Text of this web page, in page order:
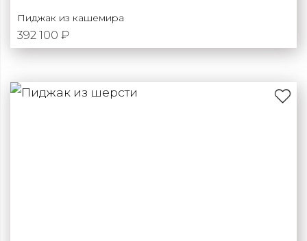
Пиджак из кашемира
392 100 ₽